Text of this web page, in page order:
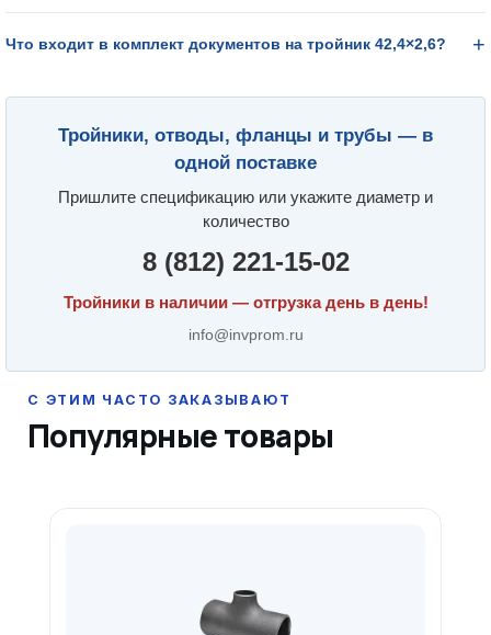
Что входит в комплект документов на тройник 42,4×2,6?
Тройники, отводы, фланцы и трубы — в
одной поставке
Пришлите спецификацию или укажите диаметр и
количество
8 (812) 221-15-02
Тройники в наличии — отгрузка день в день!
info@invprom.ru
Популярные товары